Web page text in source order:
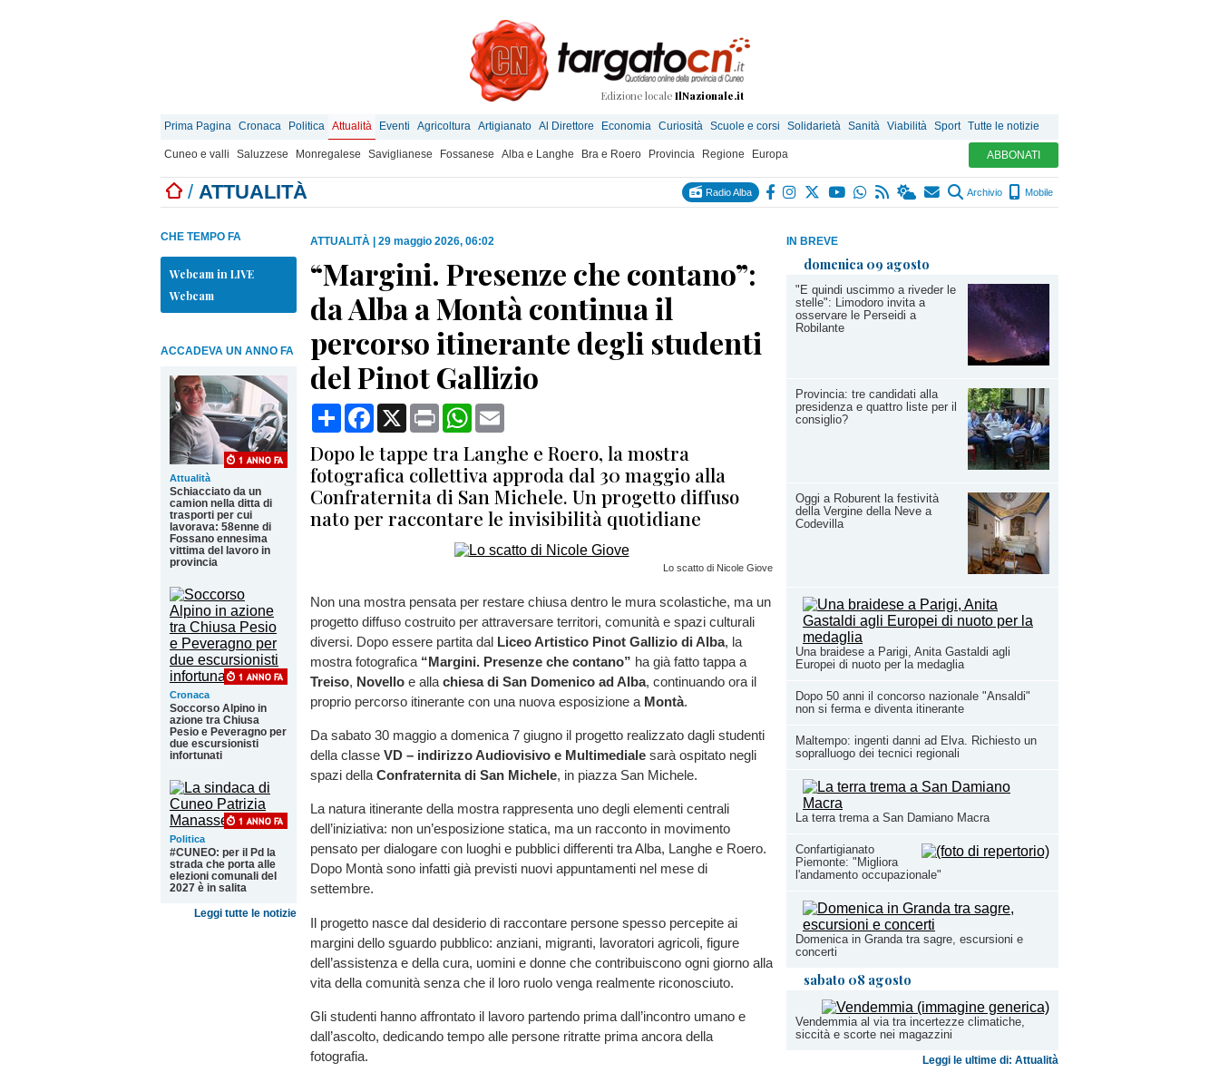
Edizione locale IlNazionale.it
Prima Pagina Cronaca Politica Attualità Eventi Agricoltura Artigianato Al Direttore Economia Curiosità Scuole e corsi Solidarietà Sanità Viabilità Sport Tutte le notizie
Cuneo e valli Saluzzese Monregalese Saviglianese Fossanese Alba e Langhe Bra e Roero Provincia Regione Europa ABBONATI
/ ATTUALITÀ Radio Alba Archivio Mobile
IN BREVE
domenica 09 agosto
"E quindi uscimmo a riveder le
stelle": Limodoro invita a
osservare le Perseidi a
Robilante
Provincia: tre candidati alla
presidenza e quattro liste per il
consiglio?
Oggi a Roburent la festività
della Vergine della Neve a
Codevilla
Una braidese a Parigi, Anita Gastaldi agli
Europei di nuoto per la medaglia
Dopo 50 anni il concorso nazionale "Ansaldi"
non si ferma e diventa itinerante
Maltempo: ingenti danni ad Elva. Richiesto un
sopralluogo dei tecnici regionali
La terra trema a San Damiano Macra
Confartigianato
Piemonte: "Migliora
l'andamento occupazionale"
Domenica in Granda tra sagre, escursioni e
concerti
sabato 08 agosto
Vendemmia al via tra incertezze climatiche,
siccità e scorte nei magazzini
Leggi le ultime di: Attualità
CHE TEMPO FA
Webcam in LIVE
Webcam
ACCADEVA UN ANNO FA
Attualità
Schiacciato da un
camion nella ditta di
trasporti per cui
lavorava: 58enne di
Fossano ennesima
vittima del lavoro in
provincia
Cronaca
Soccorso Alpino in
azione tra Chiusa
Pesio e Peveragno per
due escursionisti
infortunati
Politica
#CUNEO: per il Pd la
strada che porta alle
elezioni comunali del
2027 è in salita
Leggi tutte le notizie
ATTUALITÀ 29 maggio 2026, 06:02
“Margini. Presenze che contano”:
da Alba a Montà continua il
percorso itinerante degli studenti
del Pinot Gallizio
CondividiFacebook
X Print WhatsApp
Dopo le tappe tra Langhe e Roero, la mostra
fotografica collettiva approda dal 30 maggio alla
Confraternita di San Michele. Un progetto diffuso
nato per raccontare le invisibilità quotidiane
Lo scatto di Nicole Giove
Non una mostra pensata per restare chiusa dentro le mura scolastiche, ma un
progetto diffuso costruito per attraversare territori, comunità e spazi culturali
diversi. Dopo essere partita dal Liceo Artistico Pinot Gallizio di Alba, la
mostra fotografica “Margini. Presenze che contano” ha già fatto tappa a
Treiso, Novello e alla chiesa di San Domenico ad Alba, continuando ora il
proprio percorso itinerante con una nuova esposizione a Montà.
Da sabato 30 maggio a domenica 7 giugno il progetto realizzato dagli studenti
della classe VD – indirizzo Audiovisivo e Multimediale sarà ospitato negli
spazi della Confraternita di San Michele, in piazza San Michele.
La natura itinerante della mostra rappresenta uno degli elementi centrali
dell’iniziativa: non un’esposizione statica, ma un racconto in movimento
pensato per dialogare con luoghi e pubblici differenti tra Alba, Langhe e Roero.
Dopo Montà sono infatti già previsti nuovi appuntamenti nel mese di
settembre.
Il progetto nasce dal desiderio di raccontare persone spesso percepite ai
margini dello sguardo pubblico: anziani, migranti, lavoratori agricoli, figure
dell’assistenza e della cura, uomini e donne che contribuiscono ogni giorno alla
vita della comunità senza che il loro ruolo venga realmente riconosciuto.
Gli studenti hanno affrontato il lavoro partendo prima dall’incontro umano e
dall’ascolto, dedicando tempo alle persone ritratte prima ancora della
fotografia.